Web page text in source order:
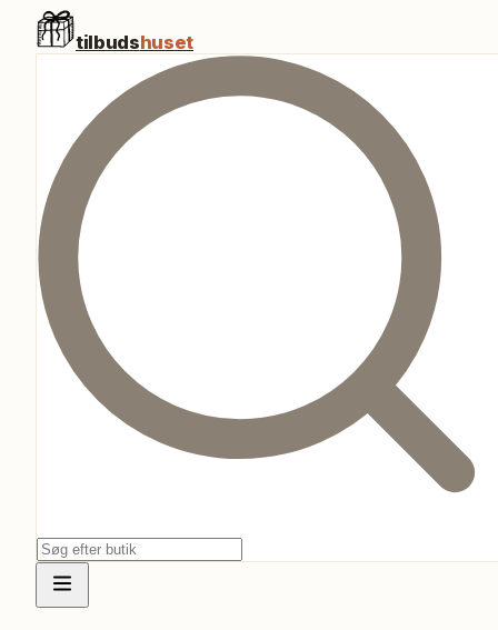
tilbudshuset